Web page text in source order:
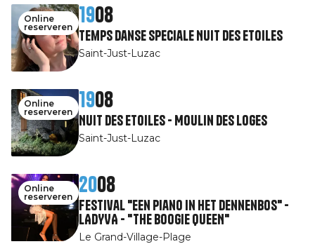
Online
reserveren
1908
Temps Danse speciale Nuit des Etoiles
Saint-Just-Luzac
Online
reserveren
1908
Nuit des Etoiles - Moulin des Loges
Saint-Just-Luzac
Online
reserveren
2008
Festival "Een piano in het dennenbos" -
LADYVA - "THE BOOGIE QUEEN"
Le Grand-Village-Plage